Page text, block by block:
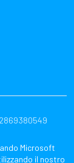
Microsoft
il nostro